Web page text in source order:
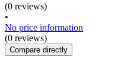
(0 reviews)
•
No price information
(0 reviews)
Compare directly